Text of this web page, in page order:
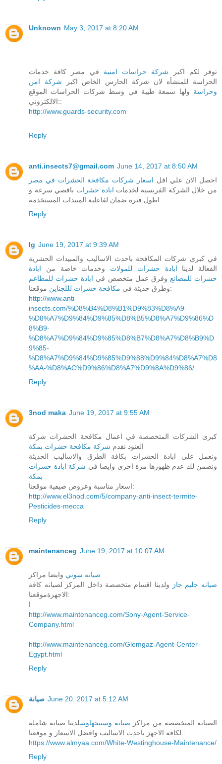
Unknown May 3, 2017 at 8:20 AM
توفر لكم اكبر شركة حراسات امنية في مصر كافة خدمات
الحراسة للمنشأه لان شركة الحارس الخاص اكبر شركة امن
وحراسة ولها سمعة طيبة في وسط شركات الحراسات الموقع
الالكتروني::
http://www.guards-security.com
Reply
anti.insects7@gmail.com June 14, 2017 at 8:50 AM
احصل الان علي اقل اسعار شركات مكافحة الحشرات في مصر
من خلال الشركة الفرنسية لخدمات ابادة حشرات باقصي سرعة و
اطول فترة ضمان لفاعلية المبيدات المستخدمه
Reply
lg June 19, 2017 at 9:39 AM
في كبرى شركات المكافحة باحدث الاساليب والمبيدات الحشرية
الفعالة لدينا ابادة حشرات للمولات وخدمات خاصة من ابادة
حشرات للمصانع وفرق عمل متخصص في ابادة حشرات للمطاعم
وطرق حديثة في مكافحة حشرات لللجناين
موقعنا:
http://www.anti-
insects.com/%D8%B4%D8%B1%D9%83%D8%A9-
%D8%A7%D9%84%D9%85%D8%B5%D8%A7%D9%86%D
8%B9-
%D8%A7%D9%84%D9%85%D8%B7%D8%A7%D8%B9%D
9%85-
%D8%A7%D9%84%D9%85%D9%88%D9%84%D8%A7%D8
%AA-%D8%AC%D9%86%D8%A7%D9%8A%D9%86/
Reply
3nod maka June 19, 2017 at 9:55 AM
كبرى الشركات المتخصصة في اعمال مكافحة الحشرات شركة
العنود نقدم شركة مكافحة حشرات بمكة
ونعمل على ابادة الحشرات بكافة الطرق والاساليب الحديثة
ونضمن لك عدم ظهورها مرة اخرى وايضا في شركة ابادة حشرات
بمكة
اسعار مناسبة وعروض صيفية موقعنا:
http://www.el3nod.com/5/company-anti-insect-termite-
Pesticides-mecca
Reply
maintenanceg June 19, 2017 at 10:07 AM
صيانه سوني وايضا مراكز
صيانه جليم جاز
ولدينا اقسام متخصصة داخل المركز لصيانه كافة
الاجهزةموقعنا:
ا
http://www.maintenanceg.com/Sony-Agent-Service-
Company.html
http://www.maintenanceg.com/Glemgaz-Agent-Center-
Egypt.html
Reply
صيانة June 20, 2017 at 5:12 AM
الصيانه المتخصصة من مراكز صيانه وستنجهاوسلدينا صيانه شاملة
لكافة الاجهز باحدث الاساليب وافضل الاسعار و موقعنا::
https://www.almyaa.com/White-Westinghouse-Maintenance/
Reply